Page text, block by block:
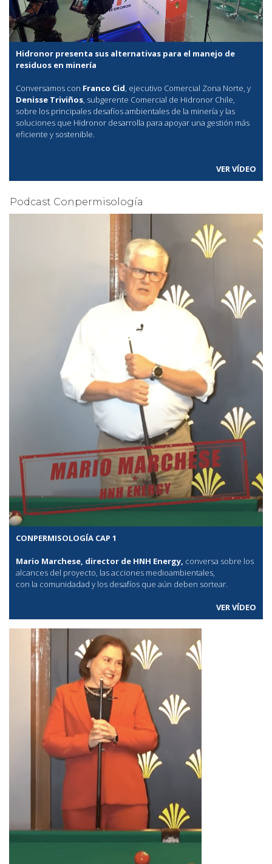
Hidronor presenta sus alternativas para el manejo de
residuos en minería
Conversamos con Franco Cid, ejecutivo Comercial Zona Norte, y
Denisse Triviños, subgerente Comercial de Hidronor Chile,
sobre los principales desafíos ambientales de la minería y las
soluciones que Hidronor desarrolla para apoyar una gestión más
eficiente y sostenible.
VER VÍDEO
Podcast Conpermisología
CONPERMISOLOGÍA CAP 1
Mario Marchese, director de HNH Energy, conversa sobre los
alcances del proyecto, las acciones medioambientales,
con la comunidadad y los desafíos que aún deben sortear.
VER VÍDEO